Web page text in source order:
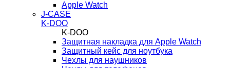
Apple Watch
J-CASE
K-DOO
K-DOO
Защитная накладка для Apple Watch
Защитный кейс для ноутбука
Чехлы для наушников